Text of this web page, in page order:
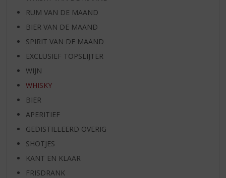
RUM VAN DE MAAND
BIER VAN DE MAAND
SPIRIT VAN DE MAAND
EXCLUSIEF TOPSLIJTER
WIJN
WHISKY
BIER
APERITIEF
GEDISTILLEERD OVERIG
SHOTJES
KANT EN KLAAR
FRISDRANK